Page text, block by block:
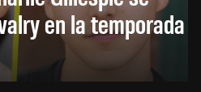
en la temporada